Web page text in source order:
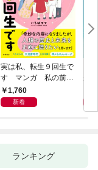
実は私、転生９回生で
す マンガ 私の前世
物語1,760
新着
が
ランキング